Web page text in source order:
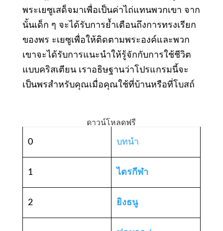
พระเยซูเสด็จมาเพื่อเป็นค่าไถ่แทนพวกเขา จาก
นั้นเด็ก ๆ จะได้รับการย้ำเตือนถึงการทรงเรียก
ของพร ะเยซูเพื่อให้ติดตามพระองค์และพวก
เขาจะได้รับการแนะนําให้รู้จักกับการใช้ชีวิต
แบบคริสเตียน เราอธิษฐานว่าโปรแกรมนี้จะ
เป็นพรสําหรับคุณเมื่อคุณใช้ที่บ้านหรือที่โบสถ์
ดาวน์โหลดฟรี
0 บทนำ
1 ไตรกีฬา
2 ยิงธนู